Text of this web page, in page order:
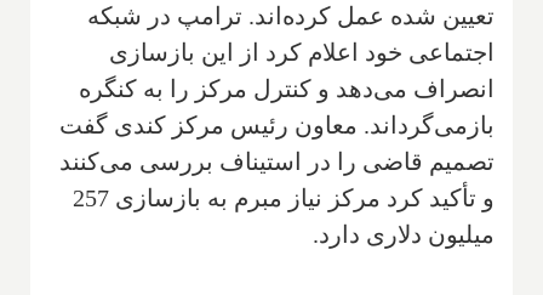
تعیین شده عمل کرده‌اند. ترامپ در شبکه
اجتماعی خود اعلام کرد از این بازسازی
انصراف می‌دهد و کنترل مرکز را به کنگره
بازمی‌گرداند. معاون رئیس مرکز کندی گفت
تصمیم قاضی را در استیناف بررسی می‌کنند
و تأکید کرد مرکز نیاز مبرم به بازسازی 257
میلیون دلاری دارد.